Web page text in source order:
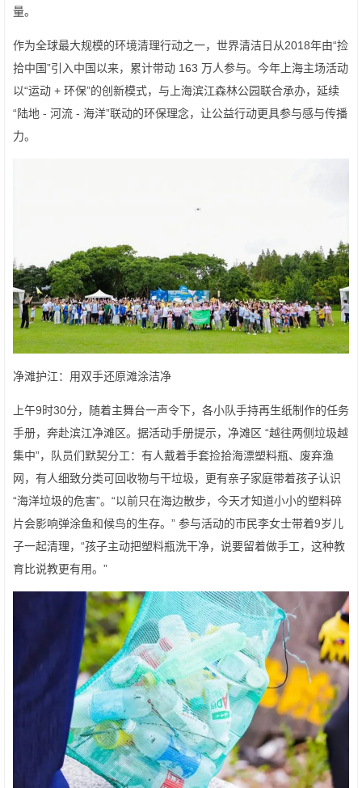
量。
作为全球最大规模的环境清理行动之一，世界清洁日从2018年由“捡
拾中国”引入中国以来，累计带动 163 万人参与。今年上海主场活动
以“运动 + 环保”的创新模式，与上海滨江森林公园联合承办，延续
“陆地 - 河流 - 海洋”联动的环保理念，让公益行动更具参与感与传播
力。
净滩护江：用双手还原滩涂洁净
上午9时30分，随着主舞台一声令下，各小队手持再生纸制作的任务
手册，奔赴滨江净滩区。据活动手册提示，净滩区 “越往两侧垃圾越
集中”，队员们默契分工：有人戴着手套捡拾海漂塑料瓶、废弃渔
网，有人细致分类可回收物与干垃圾，更有亲子家庭带着孩子认识
“海洋垃圾的危害”。“以前只在海边散步，今天才知道小小的塑料碎
片会影响弹涂鱼和候鸟的生存。” 参与活动的市民李女士带着9岁儿
子一起清理，“孩子主动把塑料瓶洗干净，说要留着做手工，这种教
育比说教更有用。”